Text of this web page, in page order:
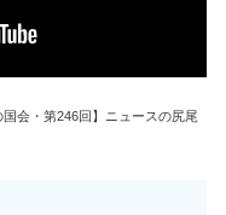
会・第246回】ニュースの尻尾